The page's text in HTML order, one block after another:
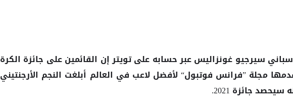
سيرجيو غونزاليس عبر حسابه على تويتر إن القائمين على جائزة الكرة
مجلة ”فرانس فوتبول“ لأفضل لاعب في العالم أبلغت النجم الأرجنتيني
سيحصد جائزة 2021.